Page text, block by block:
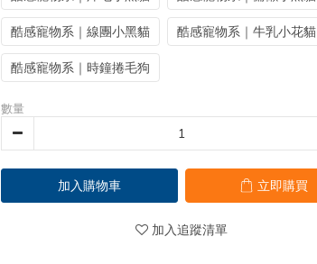
酷感寵物系｜線團小黑貓 酷感寵物系｜牛乳小花貓
酷感寵物系｜時鐘捲毛狗
數量
加入購物車 立即購買
加入追蹤清單